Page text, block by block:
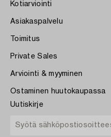
Kotiarviointi
Asiakaspalvelu
Toimitus
Private Sales
Arviointi & myyminen
Ostaminen huutokaupassa
Uutiskirje